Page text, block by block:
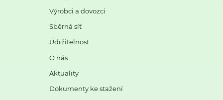
Výrobci a dovozci
Sběrná síť
Udržitelnost
O nás
Aktuality
Dokumenty ke stažení